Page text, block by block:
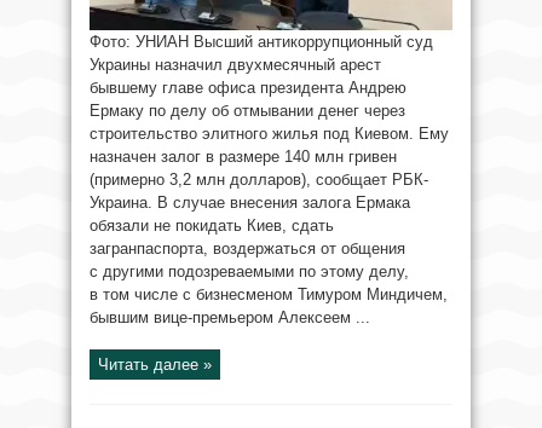
Фото: УНИАН Высший антикоррупционный суд
Украины назначил двухмесячный арест
бывшему главе офиса президента Андрею
Ермаку по делу об отмывании денег через
строительство элитного жилья под Киевом. Ему
назначен залог в размере 140 млн гривен
(примерно 3,2 млн долларов), сообщает РБК-
Украина. В случае внесения залога Ермака
обязали не покидать Киев, сдать
загранпаспорта, воздержаться от общения
с другими подозреваемыми по этому делу,
в том числе с бизнесменом Тимуром Миндичем,
бывшим вице-премьером Алексеем ...
Читать далее »